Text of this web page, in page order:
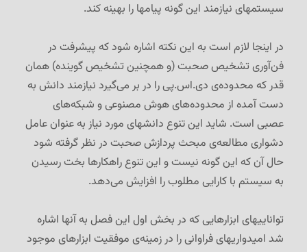
سیستمهای نیازمند این گونه پیامها را بهینه کند.
در اینجا لازم است به این نکته اشاره شود که پیشرفت در
فن‌آوری تشخیص صحبت (و همچنین تشخیص گوینده) همان
قدر که محدوده‌ی دی.اس.پی را در بر می‌گیرد نیازمند دانش به
دست آمده از محدوده‌های هوش مصنوعی و شبکه‌های
عصبی است. شاید این تنوع دانشهای مورد نیاز به عنوان عامل
دشواری مطالعه‌ی مبحث پردازش صحبت در نظر گرفته شود
حال آن که این گونه نیست و این تنوع راهکارها بخت رسیدن
به سیستم با کارایی مطلوب را افزایش می‌دهد.
تواناییهای ابزارهایی که در بخش اول این فصل به آنها اشاره
شد امیدواریهای فراوانی را در زمینه‌ی موفقیت ابزارهای موجود